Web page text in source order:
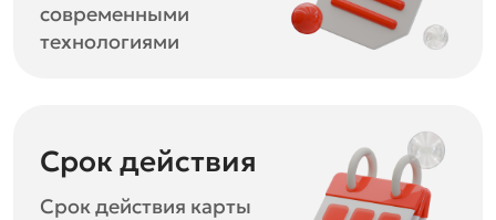
современными
технологиями
Срок действия
Срок действия карты